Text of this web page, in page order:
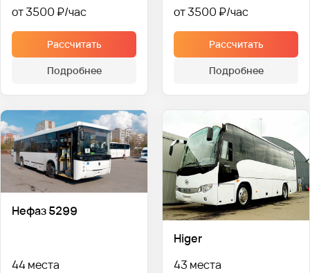
от 3500 ₽
Рассчитать
Подробнее
от 3500 ₽
Рассчитать
Подробнее
Нефаз 5299
44 места
Higer
43 места